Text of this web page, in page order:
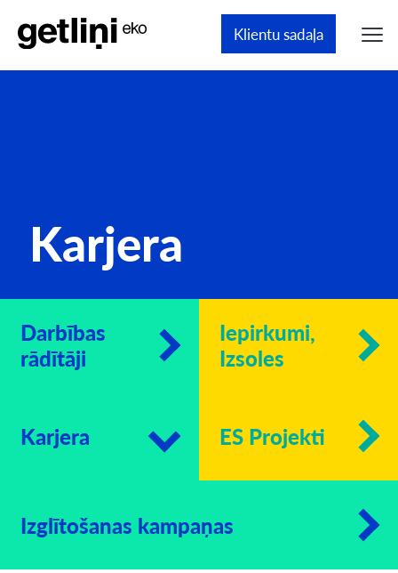
Klientu sadaļa
Karjera
Darbības
rādītāji
Iepirkumi,
Izsoles
Karjera ES Projekti
Izglītošanas kampaņas